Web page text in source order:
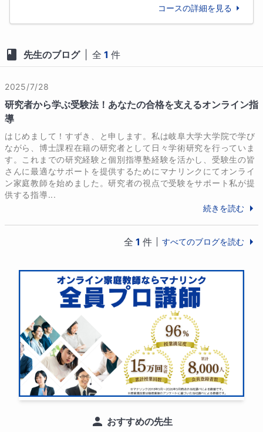
コースの詳細を見る
先生のブログ 全 1 件
2025/7/28
研究者から学ぶ受験法！あなたの合格を支えるオンライン指
導
はじめまして！すずき、と申します。私は岐阜大学大学院で学び
ながら、博士課程在籍の研究者として日々学術研究を行っていま
す。これまでの研究経験と個別指導塾経験を活かし、受験生の皆
さんに最適なサポートを提供するためにマナリンクにてオンライ
ン家庭教師を始めました。研究者の視点で受験をサポート私が提
供する指導...
続きを読む
全 1 件 すべてのブログを読む
おすすめの先生